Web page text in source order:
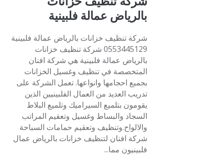
بالرياض عمالة فلبينية
شركة تنظيف خزانات بالرياض عمالة فلبينية
0553445129 شركة تنظيف خزانات
بالرياض عمالة فلبينية هي شركة افنان
المتخصصة في تنظيف وغسيل الخزانات
بجميع احجامها وانواعها. تعمل الشركة على
تدريب العديد من العمال الفلبينيين الذين
يقومون بتلميع السيراميك وتلميع البلاط
السجاد والبساط وغسيل وتعقيم المراتب
والالواح.وتنظيف وتعقيم حمامات السباحة
شركة افنان لتنظيف خزانات بالرياض عمال
فلبينيون مما...